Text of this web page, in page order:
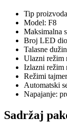
Tip
Model: F8
Maksimalna
Broj LED
Talasne
Ulazni režim
Izlazni režim
Režimi
Automatski
Napajanje:
Sadržaj